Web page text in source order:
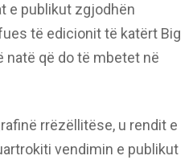
e publikut zgjodhën
të edicionit të katërt Big
natë që do të mbetet në
rrëzëllitëse, u rendit e
vendimin e publikut